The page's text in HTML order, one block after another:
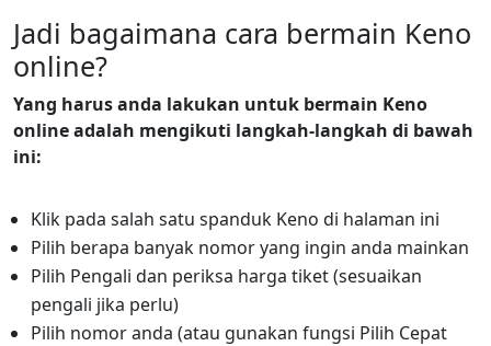
Jadi bagaimana cara bermain Keno
online?
Yang harus anda lakukan untuk bermain Keno
online adalah mengikuti langkah-langkah di bawah
ini:
Klik pada salah satu spanduk Keno di halaman ini
Pilih berapa banyak nomor yang ingin anda mainkan
Pilih Pengali dan periksa harga tiket (sesuaikan
pengali jika perlu)
Pilih nomor anda (atau gunakan fungsi Pilih Cepat